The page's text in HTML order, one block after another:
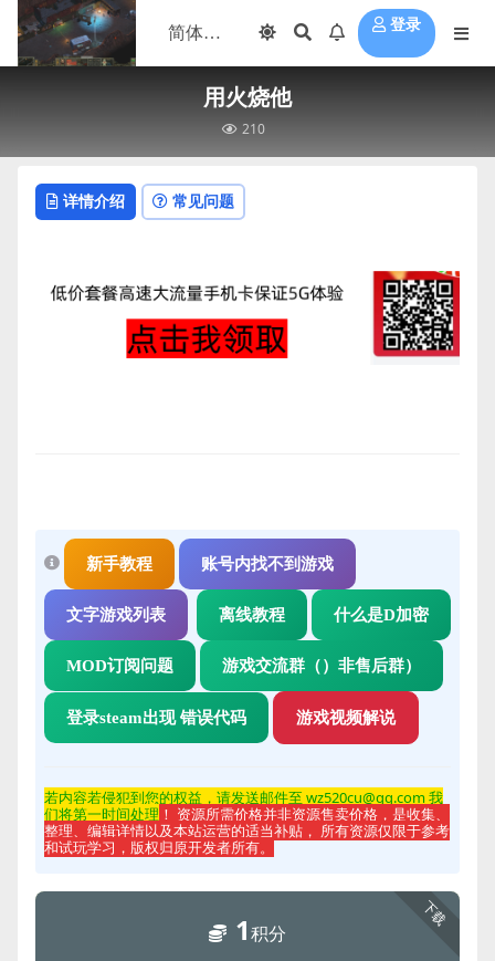
登录
用火烧他
210
详情介绍 常见问题
新手教程 账号内找不到游戏
文字游戏列表 离线教程 什么是D加密
MOD订阅问题 游戏交流群（）非售后群）
登录steam出现 错误代码 游戏视频解说
若内容若侵犯到您的权益，请发送邮件至 wz520cu@qq.com 我
们将第一时间处理 ！ 资源所需价格并非资源售卖价格，是收集、
整理、编辑详情以及本站运营的适当补贴， 所有资源仅限于参考
和试玩学习，版权归原开发者所有。
下载
1积分